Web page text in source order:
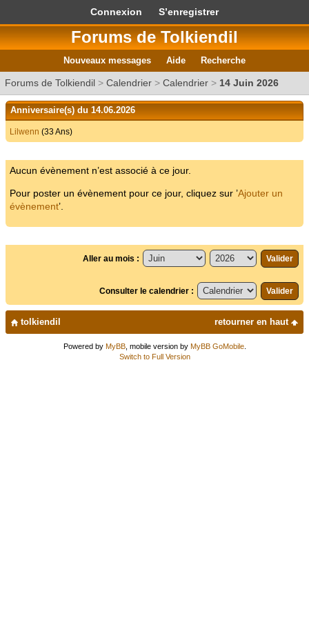
Connexion S’enregistrer
Forums de Tolkiendil
Nouveaux messages Aide Recherche
Forums de Tolkiendil > Calendrier > Calendrier > 14 Juin 2026
Anniversaire(s) du 14.06.2026
Lilwenn (33 Ans)
Aucun évènement n’est associé à ce jour.
Pour poster un évènement pour ce jour, cliquez sur ’Ajouter un
évènement’.
Aller au mois :
Consulter le calendrier :
retourner en haut
tolkiendil
Powered by MyBB, mobile version by MyBB GoMobile.
Switch to Full Version